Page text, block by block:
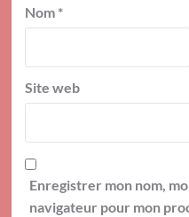
Nom *
Site web
Enregistrer mon nom,
navigateur pour mon